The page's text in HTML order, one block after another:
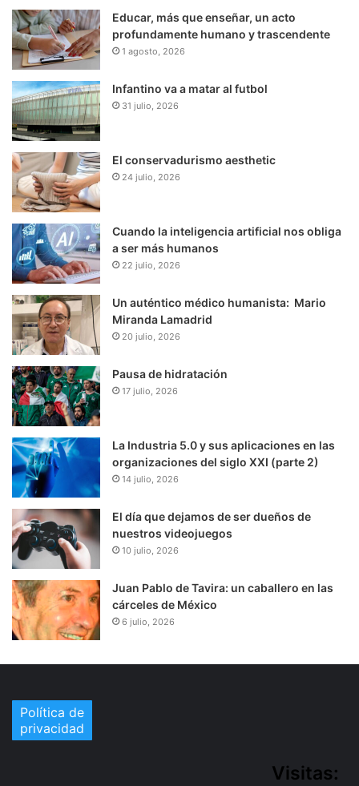
Educar, más que enseñar, un acto
profundamente humano y trascendente
1 agosto, 2026
Infantino va a matar al futbol
31 julio, 2026
El conservadurismo aesthetic
24 julio, 2026
Cuando la inteligencia artificial nos obliga
a ser más humanos
22 julio, 2026
Un auténtico médico humanista: Mario
Miranda Lamadrid
20 julio, 2026
Pausa de hidratación
17 julio, 2026
La Industria 5.0 y sus aplicaciones en las
organizaciones del siglo XXI (parte 2)
14 julio, 2026
El día que dejamos de ser dueños de
nuestros videojuegos
10 julio, 2026
Juan Pablo de Tavira: un caballero en las
cárceles de México
6 julio, 2026
Política de
privacidad
Visitas: